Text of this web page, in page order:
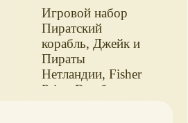
Игровой набор
Пиратский
корабль, Джейк и
Пираты
Нетландии, Fisher
Price. В набор